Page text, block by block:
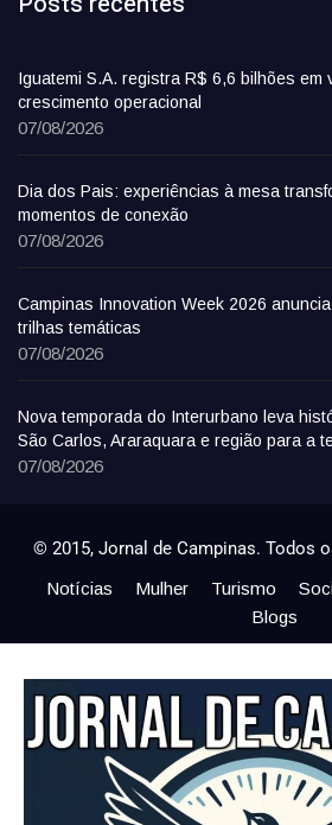
Iguatemi S.A. registra R$ 6,6 bilhões em
crescimento operacional
07/08/2026
Dia dos Pais: experiências à mesa
momentos de conexão
07/08/2026
Campinas Innovation Week 2026
trilhas temáticas
07/08/2026
Nova temporada do Interurbano leva
São Carlos, Araraquara e região para a
07/08/2026
© 2015, Jornal de Campinas. Todos
Notícias Mulher Turismo
Blogs